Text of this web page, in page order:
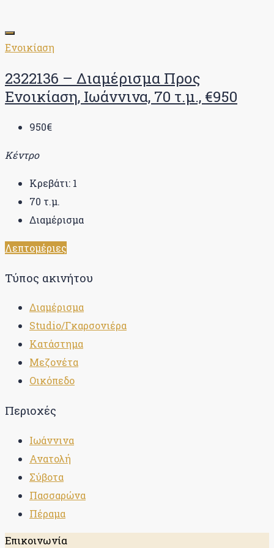
Ενοικίαση
2322136 – Διαμέρισμα Προς
Ενοικίαση, Ιωάννινα, 70 τ.μ., €950
950€
Κέντρο
Κρεβάτι: 1
70 τ.μ.
Διαμέρισμα
Λεπτομέριες
Τύπος ακινήτου
Διαμέρισμα
Studio/Γκαρσονιέρα
Κατάστημα
Μεζονέτα
Οικόπεδο
Περιοχές
Ιωάννινα
Ανατολή
Σύβοτα
Πασσαρώνα
Πέραμα
Επικοινωνία